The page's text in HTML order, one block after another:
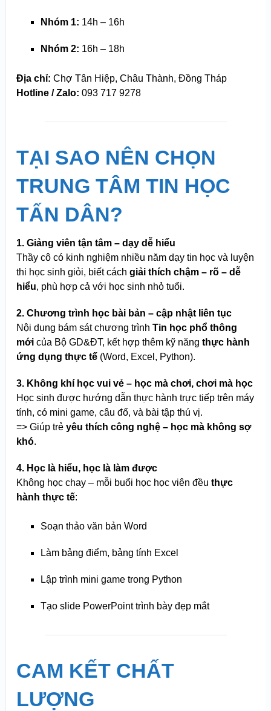
Nhóm 1: 14h – 16h
Nhóm 2: 16h – 18h
Địa chỉ: Chợ Tân Hiệp, Châu Thành, Đồng Tháp
Hotline / Zalo: 093 717 9278
TẠI SAO NÊN CHỌN
TRUNG TÂM TIN HỌC
TẤN DÂN?
1. Giảng viên tận tâm – dạy dễ hiểu
Thầy cô có kinh nghiệm nhiều năm dạy tin học và luyện
thi học sinh giỏi, biết cách giải thích chậm – rõ – dễ
hiểu, phù hợp cả với học sinh nhỏ tuổi.
2. Chương trình học bài bản – cập nhật liên tục
Nội dung bám sát chương trình Tin học phổ thông
mớicủa Bộ GD&ĐT, kết hợp thêm kỹ năng thực hành
ứng dụng thực tế(Word, Excel, Python).
3. Không khí học vui vẻ – học mà chơi, chơi mà học
Học sinh được hướng dẫn thực hành trực tiếp trên máy
tính, có mini game, câu đố, và bài tập thú vị.
=> Giúp trẻ yêu thích công nghệ – học mà không sợ
khó.
4. Học là hiểu, học là làm được
Không học chay – mỗi buổi học học viên đều thực
hành thực tế:
Soạn thảo văn bản Word
Làm bảng điểm, bảng tính Excel
Lập trình mini game trong Python
Tạo slide PowerPoint trình bày đẹp mắt
CAM KẾT CHẤT
LƯỢNG